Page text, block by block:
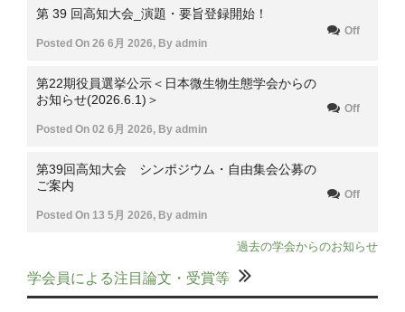
第 39 回高知大会_演題・要旨登録開始！
Posted On 26 6月 2026, By admin
Off
第22期役員選挙公示＜日本微生物生態学会からの
お知らせ(2026.6.1)＞
Posted On 02 6月 2026, By admin
Off
第39回高知大会 シンポジウム・自由集会公募の
ご案内
Posted On 13 5月 2026, By admin
Off
過去の学会からのお知らせ
学会員による注目論文・受賞等